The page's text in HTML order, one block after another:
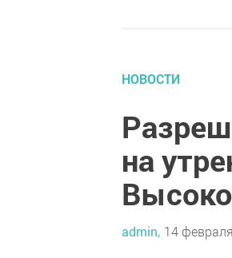
НОВОСТИ
на
admin, 14